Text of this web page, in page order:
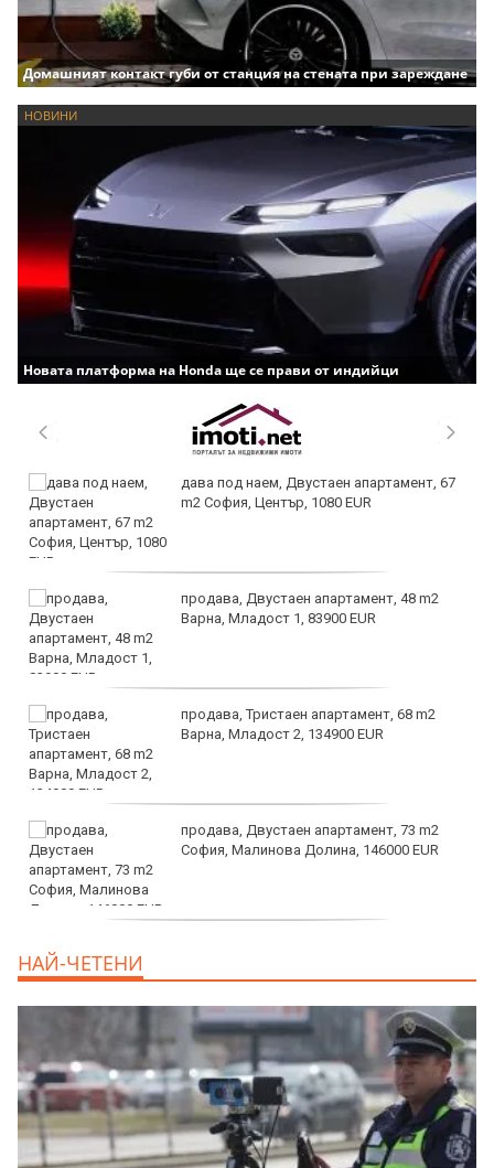
Домашният контакт губи от станция на стената при зареждане
НОВИНИ
Новата платформа на Honda ще се прави от индийци
дава под наем, Двустаен апартамент, 67
m2 София, Център, 1080 EUR
продава, Двустаен апартамент, 48 m2
Варна, Младост 1, 83900 EUR
продава, Тристаен апартамент, 68 m2
Варна, Младост 2, 134900 EUR
продава, Двустаен апартамент, 73 m2
София, Малинова Долина, 146000 EUR
НАЙ-ЧЕТЕНИ